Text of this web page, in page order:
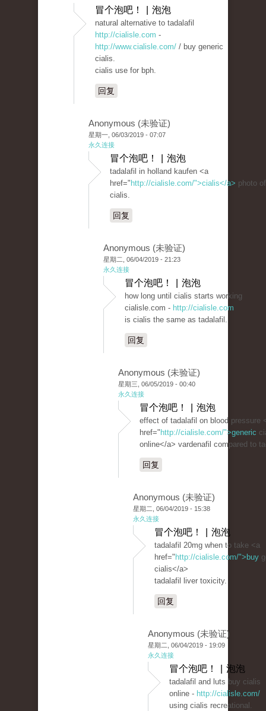
冒个泡吧！ | 泡泡
natural alternative to tadalafil
http://cialisle.com -
http://www.cialisle.com/ / buy generic
cialis.
cialis use for bph.
回复
Anonymous (未验证)
星期一, 06/03/2019 - 07:07
永久连接
冒个泡吧！ | 泡泡
tadalafil in holland kaufen <a
href=" http://cialisle.com/">cialis</a> photo of
cialis.
回复
Anonymous (未验证)
星期二, 06/04/2019 - 21:23
永久连接
冒个泡吧！ | 泡泡
how long until cialis starts working
cialisle.com - http://cialisle.com
is cialis the same as tadalafil.
回复
Anonymous (未验证)
星期三, 06/05/2019 - 00:40
永久连接
冒个泡吧！ | 泡泡
effect of tadalafil on blood pressure
href=" http://cialisle.com/">generic
online</a> vardenafil compared to
回复
Anonymous (未验证)
星期二, 06/04/2019 - 15:38
永久连接
冒个泡吧！ | 泡泡
tadalafil 20mg when to take <a
href=" http://cialisle.com/">buy
cialis</a>
tadalafil liver toxicity.
回复
Anonymous (未验证)
星期二, 06/04/2019 - 19:09
永久连接
冒个泡吧！ | 泡泡
tadalafil and luts buy cialis
online - http://cialisle.com/
using cialis recreational.